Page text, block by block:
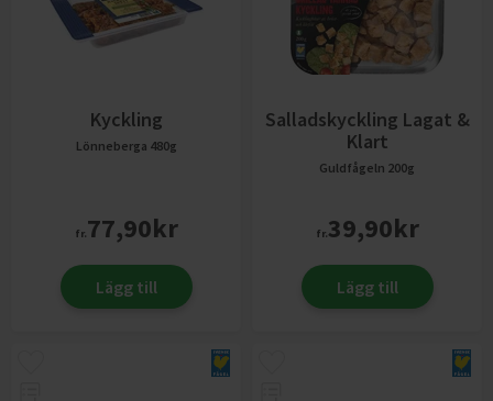
Kyckling
Lönneberga 480g
fr.77,90kr
Lägg till
Salladskyckling Lagat &
Klart
Guldfågeln 200g
fr.39,90kr
Lägg till